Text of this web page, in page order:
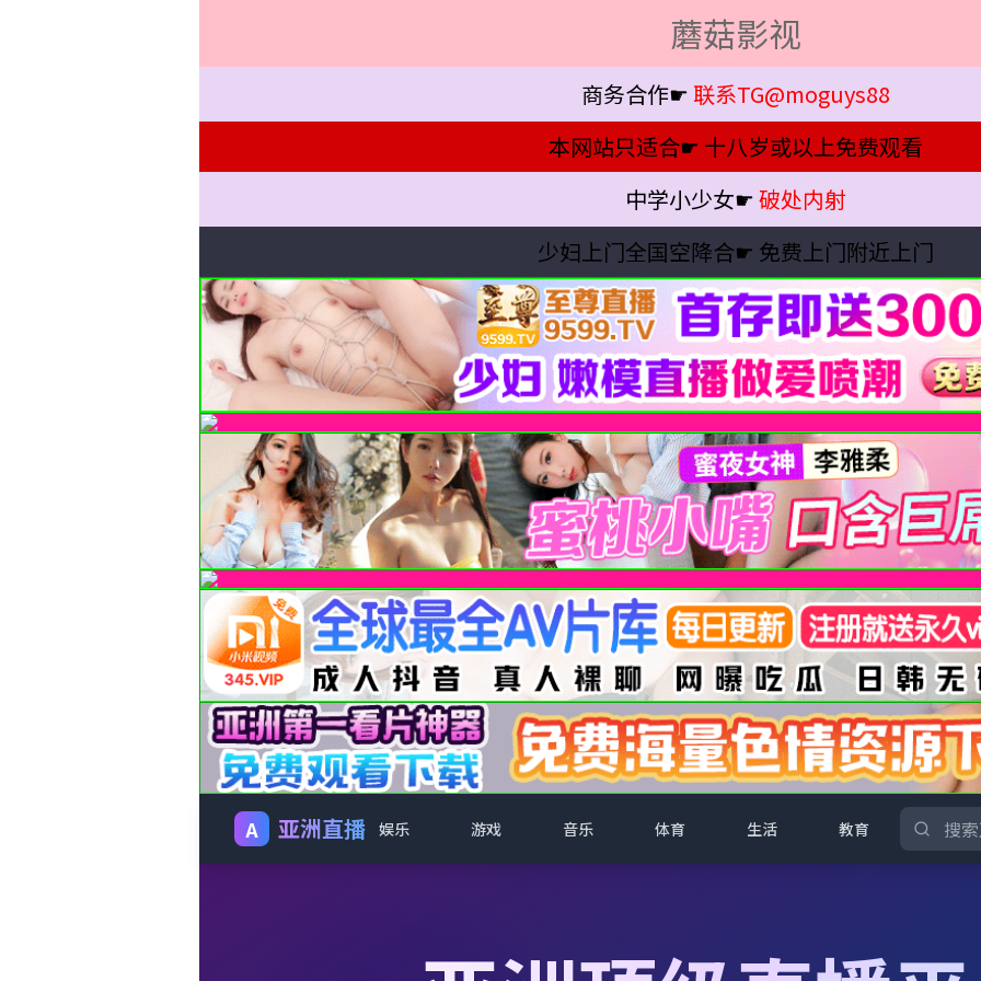
蘑菇影视
商务合作☛ 联系TG@moguys88
本网站只适合☛ 十八岁或以上免费观看
中学小少女☛破处内射
少妇上门全国空降合☛ 免费上门附近上门
A 亚洲直播 娱乐 游戏 音乐 体育 生活 教育